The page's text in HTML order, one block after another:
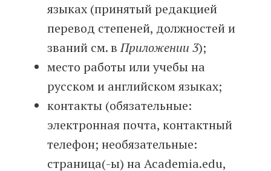
языках (принятый редакцией
перевод степеней, должностей и
званий см. вПриложении 3);
место работы или учебы на
русском и английском языках;
контакты (обязательные:
электронная почта, контактный
телефон; необязательные:
страница(-ы) на Academia.edu,